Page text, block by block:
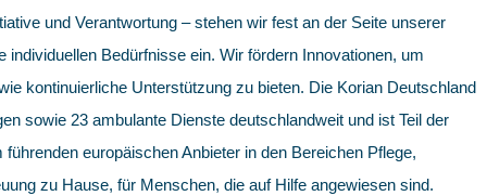
und Verantwortung – stehen wir fest an der Seite unserer
individuellen Bedürfnisse ein. Wir fördern Innovationen, um
kontinuierliche Unterstützung zu bieten. Die Korian Deutschland
sowie 23 ambulante Dienste deutschlandweit und ist Teil der
europäischen Anbieter in den Bereichen Pflege,
zu Hause, für Menschen, die auf Hilfe angewiesen sind.